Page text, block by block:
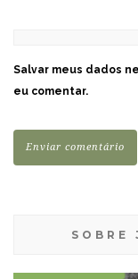
Salvar meus dados
eu comentar.
SOBRE